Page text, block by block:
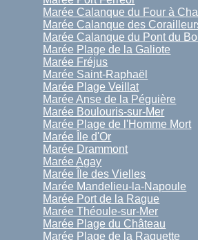
Marée Calanque du Four à
Marée Calanque des
Marée Calanque du Pont du
Marée Plage de la Galiote
Marée Fréjus
Marée Saint-Raphaël
Marée Plage Veillat
Marée Anse de la Péguière
Marée Boulouris-sur-Mer
Marée Plage de l'Homme Mort
Marée Île d'Or
Marée Drammont
Marée Agay
Marée Île des Vielles
Marée Mandelieu-la-Napoule
Marée Port de la Rague
Marée Théoule-sur-Mer
Marée Plage du Château
Marée Plage de la Raguette